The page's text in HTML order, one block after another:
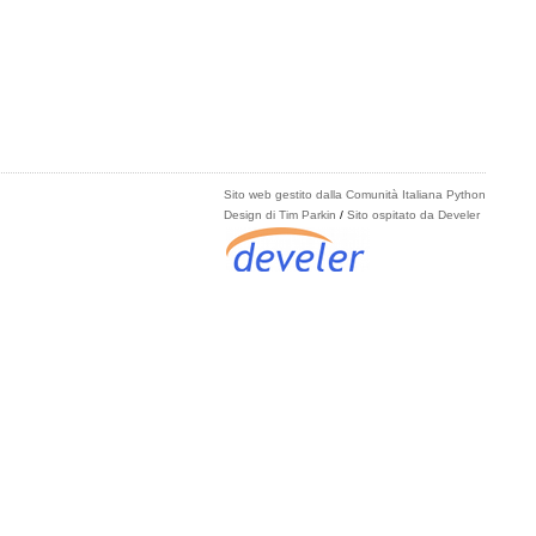
Sito web gestito dalla Comunità Italiana Python
Design di Tim Parkin /Sito ospitato da Develer